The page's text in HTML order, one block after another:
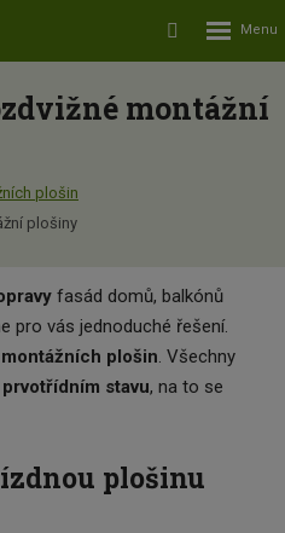
Vyhledávání
Rozbalení
montážní
plošin
plošiny
fasád domů, balkónů
pro vás jednoduché řešení.
plošin. Všechny
stavu, na to se
plošinu